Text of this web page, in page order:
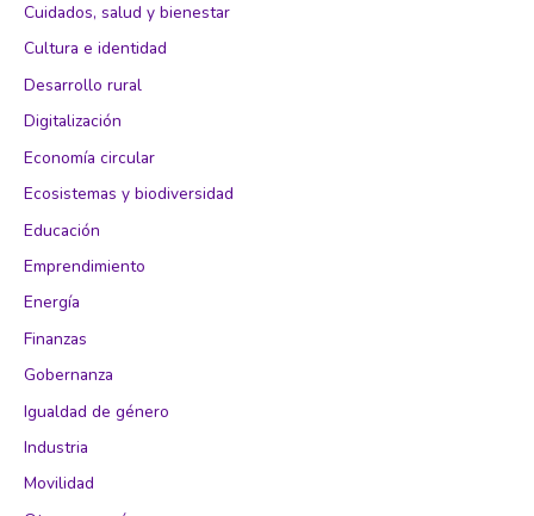
Cuidados, salud y bienestar
Cultura e identidad
Desarrollo rural
Digitalización
Economía circular
Ecosistemas y biodiversidad
Educación
Emprendimiento
Energía
Finanzas
Gobernanza
Igualdad de género
Industria
Movilidad